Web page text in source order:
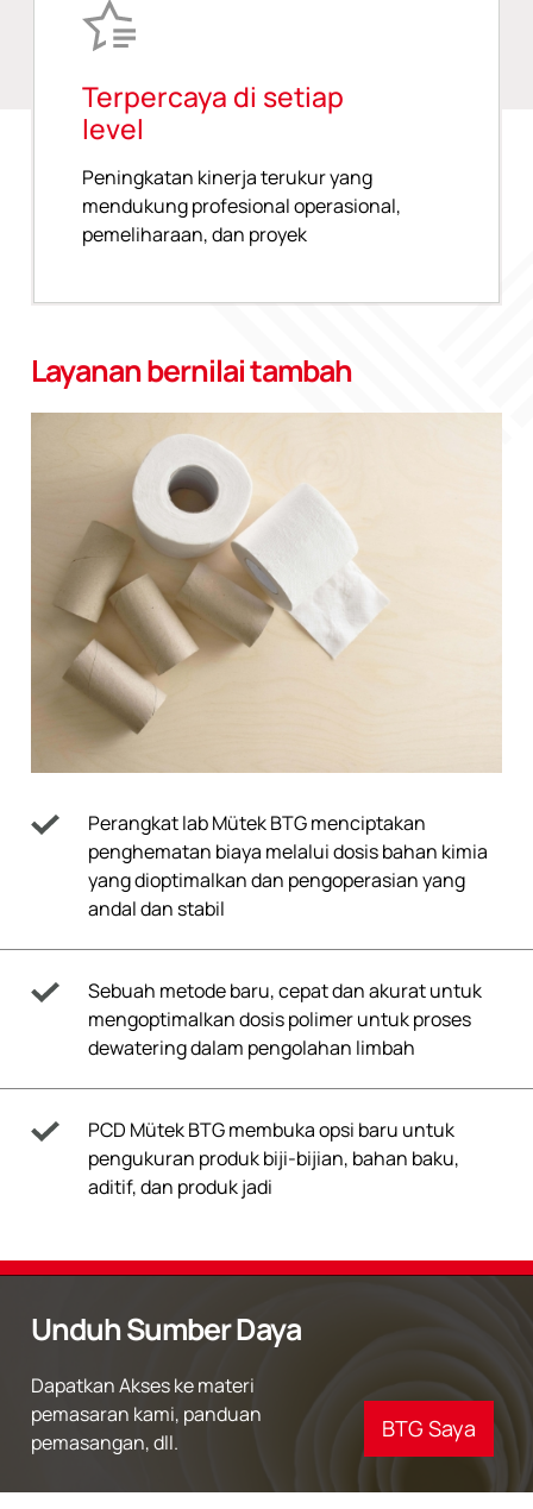
Terpercaya di setiap
level
Peningkatan kinerja terukur yang
mendukung profesional operasional,
pemeliharaan, dan proyek
Layanan bernilai tambah
Perangkat lab Mütek BTG menciptakan
penghematan biaya melalui dosis bahan kimia
yang dioptimalkan dan pengoperasian yang
andal dan stabil
Sebuah metode baru, cepat dan akurat untuk
mengoptimalkan dosis polimer untuk proses
dewatering dalam pengolahan limbah
PCD Mütek BTG membuka opsi baru untuk
pengukuran produk biji-bijian, bahan baku,
aditif, dan produk jadi
Unduh Sumber Daya
Dapatkan Akses ke materi
pemasaran kami, panduan
pemasangan, dll.
BTG Saya